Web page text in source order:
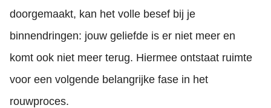
doorgemaakt, kan het volle besef bij je
binnendringen: jouw geliefde is er niet meer en
komt ook niet meer terug. Hiermee ontstaat ruimte
voor een volgende belangrijke fase in het
rouwproces.